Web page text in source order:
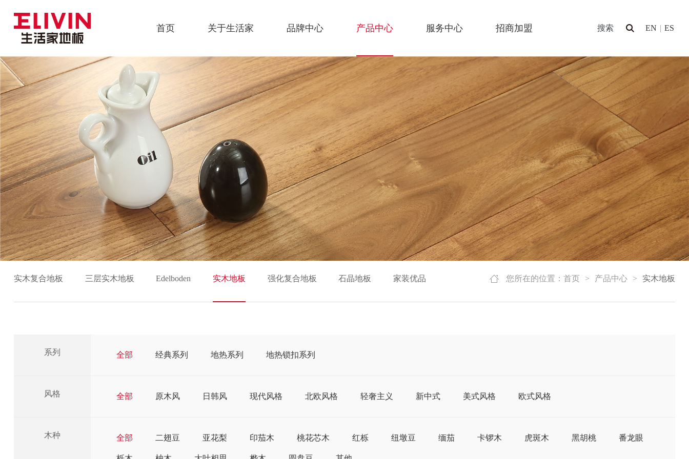
EN | ES
首页 关于生活家 品牌中心 产品中心 服务中心 招商加盟
您所在的位置：首页 > 产品中心 > 实木地板
实木复合地板 三层实木地板 Edelboden 实木地板 强化复合地板 石晶地板 家装优品
系列 全部 经典系列 地热系列 地热锁扣系列
风格 全部 原木风 日韩风 现代风格 北欧风格 轻奢主义 新中式 美式风格 欧式风格
木种 全部 二翅豆 亚花梨 印茄木 桃花芯木 红栎 纽墩豆 缅茄 卡锣木 虎斑木 黑胡桃 番龙眼